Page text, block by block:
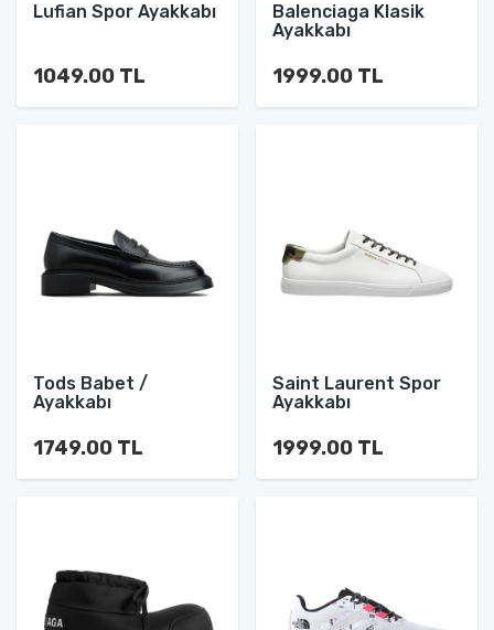
Lufian Spor Ayakkabı
1049.00 TL
Balenciaga Klasik
Ayakkabı
1999.00 TL
Tods Babet /
Ayakkabı
1749.00 TL
Saint Laurent Spor
Ayakkabı
1999.00 TL